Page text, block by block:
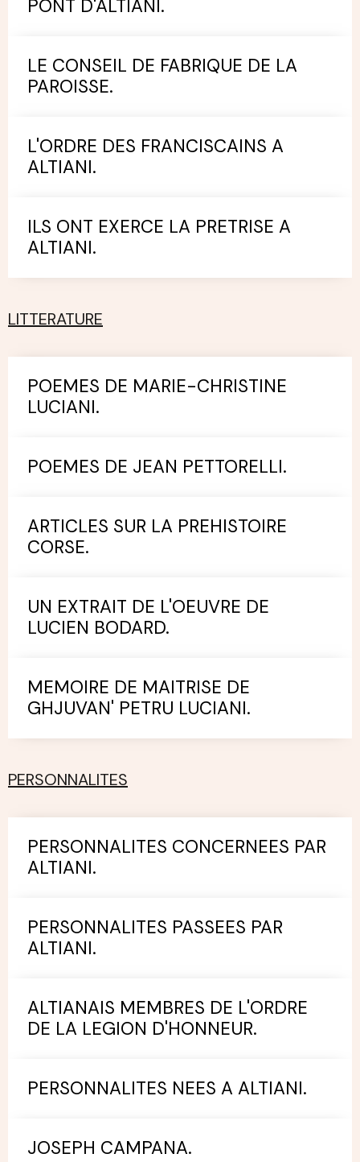
PONT D'ALTIANI.
LE CONSEIL DE FABRIQUE DE LA
PAROISSE.
L'ORDRE DES FRANCISCAINS A
ALTIANI.
ILS ONT EXERCE LA PRETRISE A
ALTIANI.
LITTERATURE
POEMES DE MARIE-CHRISTINE
LUCIANI.
POEMES DE JEAN PETTORELLI.
ARTICLES SUR LA PREHISTOIRE
CORSE.
UN EXTRAIT DE L'OEUVRE DE
LUCIEN BODARD.
MEMOIRE DE MAITRISE DE
GHJUVAN' PETRU LUCIANI.
PERSONNALITES
PERSONNALITES CONCERNEES PAR
ALTIANI.
PERSONNALITES PASSEES PAR
ALTIANI.
ALTIANAIS MEMBRES DE L'ORDRE
DE LA LEGION D'HONNEUR.
PERSONNALITES NEES A ALTIANI.
JOSEPH CAMPANA.